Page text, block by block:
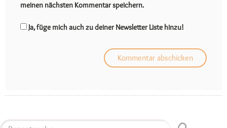
meinen nächsten Kommentar speichern.
Ja, füge mich auch zu deiner Newsletter Liste hinzu!